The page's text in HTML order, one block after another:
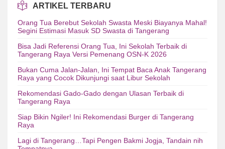
ARTIKEL TERBARU
Orang Tua Berebut Sekolah Swasta Meski Biayanya Mahal!
Segini Estimasi Masuk SD Swasta di Tangerang
Bisa Jadi Referensi Orang Tua, Ini Sekolah Terbaik di
Tangerang Raya Versi Pemenang OSN-K 2026
Bukan Cuma Jalan-Jalan, Ini Tempat Baca Anak Tangerang
Raya yang Cocok Dikunjungi saat Libur Sekolah
Rekomendasi Gado-Gado dengan Ulasan Terbaik di
Tangerang Raya
Siap Bikin Ngiler! Ini Rekomendasi Burger di Tangerang
Raya
Lagi di Tangerang…Tapi Pengen Bakmi Jogja, Tandain nih